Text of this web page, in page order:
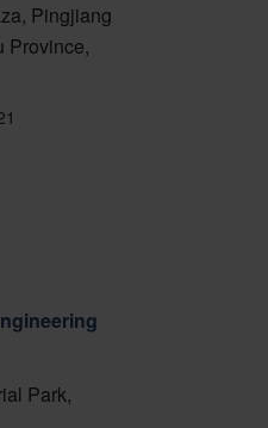
Pingjiang
Province,
Park,